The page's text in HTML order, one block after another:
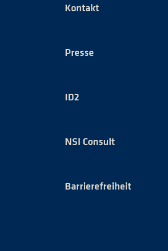
Kontakt
Presse
ID2
NSI Consult
Barrierefreiheit